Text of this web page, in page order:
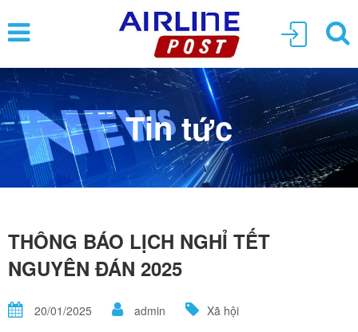
Tin tức
THÔNG BÁO LỊCH NGHỈ TẾT
NGUYÊN ĐÁN 2025
20/01/2025 admin Xã hội